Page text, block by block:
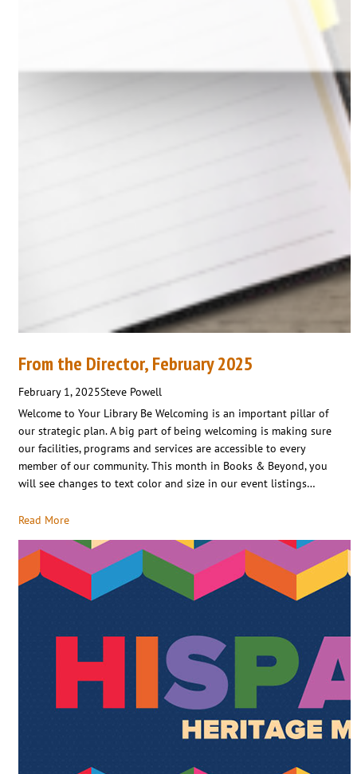
From the Director, February 2025
February 1, 2025Steve Powell
Welcome to Your Library Be Welcoming is an important pillar of
our strategic plan. A big part of being welcoming is making sure
our facilities, programs and services are accessible to every
member of our community. This month in Books & Beyond, you
will see changes to text color and size in our event listings…
Read More